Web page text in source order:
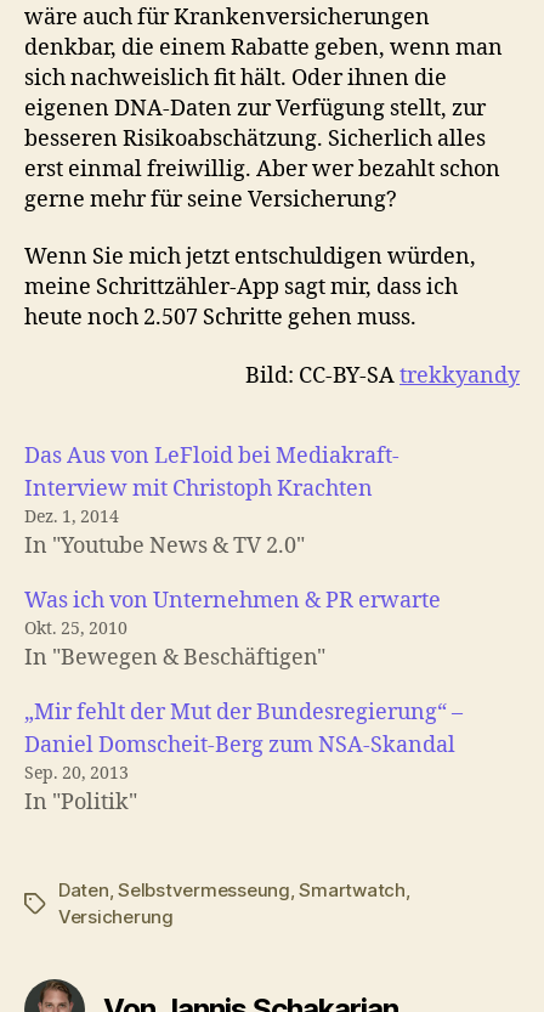
wäre auch für Krankenversicherungen
denkbar, die einem Rabatte geben, wenn man
sich nachweislich fit hält. Oder ihnen die
eigenen DNA-Daten zur Verfügung stellt, zur
besseren Risikoabschätzung. Sicherlich alles
erst einmal freiwillig. Aber wer bezahlt schon
gerne mehr für seine Versicherung?
Wenn Sie mich jetzt entschuldigen würden,
meine Schrittzähler-App sagt mir, dass ich
heute noch 2.507 Schritte gehen muss.
Bild: CC-BY-SAtrekkyandy
Das Aus von LeFloid bei Mediakraft-
Interview mit Christoph Krachten
Dez. 1, 2014
In "Youtube News & TV 2.0"
Was ich von Unternehmen & PR erwarte
Okt. 25, 2010
In "Bewegen & Beschäftigen"
„Mir fehlt der Mut der Bundesregierung“ –
Daniel Domscheit-Berg zum NSA-Skandal
Sep. 20, 2013
In "Politik"
Schlagwörter
Daten,Selbstvermesseung,Smartwatch,
Versicherung